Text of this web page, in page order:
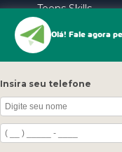
Teens Skills
In Company
Oratória
Gestão Emocional
Liderança
Olá! Fale agora
Insira seu telefone